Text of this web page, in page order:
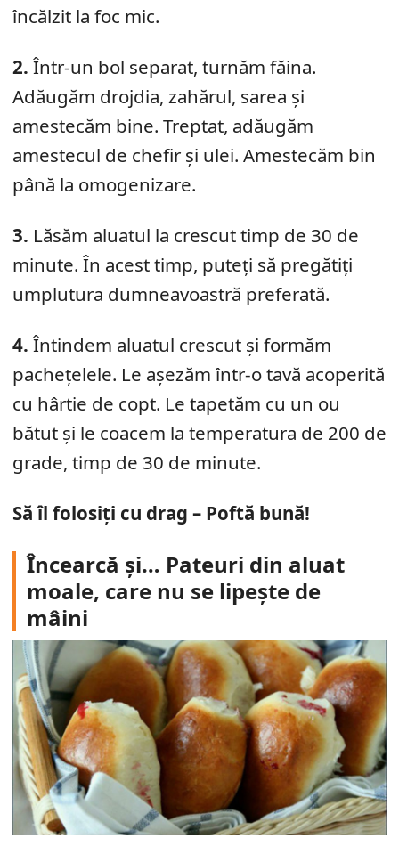
încălzit la foc mic.
2. Într-un bol separat, turnăm făina.
Adăugăm drojdia, zahărul, sarea și
amestecăm bine. Treptat, adăugăm
amestecul de chefir și ulei. Amestecăm bin
până la omogenizare.
3. Lăsăm aluatul la crescut timp de 30 de
minute. În acest timp, puteți să pregătiți
umplutura dumneavoastră preferată.
4. Întindem aluatul crescut și formăm
pachețelele. Le așezăm într-o tavă acoperită
cu hârtie de copt. Le tapetăm cu un ou
bătut și le coacem la temperatura de 200 de
grade, timp de 30 de minute.
Să îl folosiți cu drag – Poftă bună!
Încearcă și… Pateuri din aluat
moale, care nu se lipește de
mâini